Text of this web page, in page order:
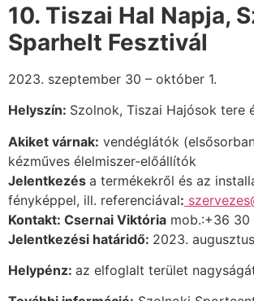
10. Tiszai Hal Napja,
Sparhelt Fesztivál
2023. szeptember 30 – október 1.
Helyszín: Szolnok, Tiszai Hajósok tere
Akiket várnak: vendéglátók
kézműves élelmiszer-előállítók
Jelentkezés a termékekről és az
fényképpel, ill. referenciával:
Kontakt: Csernai Viktória mob.:+36 30
Jelentkezési határidő: 2023.
Helypénz: az elfoglalt terület